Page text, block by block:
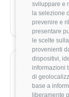
sviluppare e
la selezione
prevenire e
presentare
le scelte
provenienti
dispositivi,
informazioni
di
base a
liberamente
Esplora
Guide
Articoli